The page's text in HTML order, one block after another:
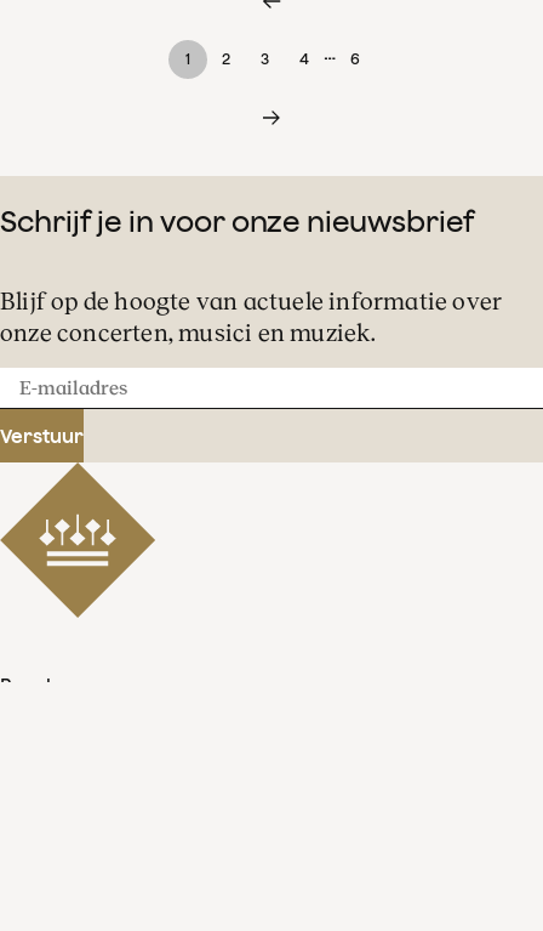
1 2 3 4 … 6
Schrijf je in voor onze nieuwsbrief
Blijf op de hoogte van actuele informatie over
onze concerten, musici en muziek.
E-
mailadres
Verstuur
Beschermvrouwe